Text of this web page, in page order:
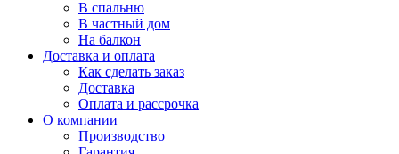
В спальню
В частный дом
На балкон
Доставка и оплата
Как сделать заказ
Доставка
Оплата и рассрочка
О компании
Производство